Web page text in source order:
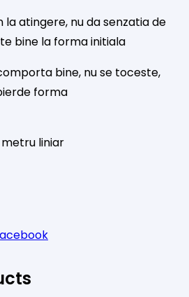
atingere, nu da senzatia de
bine la forma initiala
bine, nu se toceste,
forma
liniar